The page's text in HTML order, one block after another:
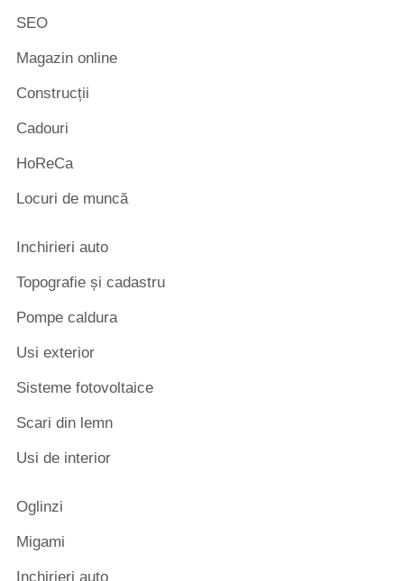
SEO
Magazin online
Construcții
Cadouri
HoReCa
Locuri de muncă
Inchirieri auto
Topografie și cadastru
Pompe caldura
Usi exterior
Sisteme fotovoltaice
Scari din lemn
Usi de interior
Oglinzi
Migami
Inchirieri auto